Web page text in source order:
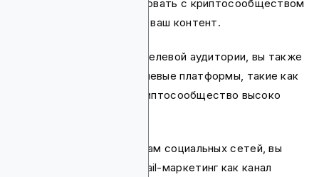
аудитории, взаимодействовать с криптосообществом
и эффективно продвигать ваш контент.
В зависимости от вашей целевой аудитории, вы также
можете рассмотреть нишевые платформы, такие как
Reddit или Discord, где криптосообщество высоко
В дополнение к платформам социальных сетей, вы
можете рассмотреть email-маркетинг как канал